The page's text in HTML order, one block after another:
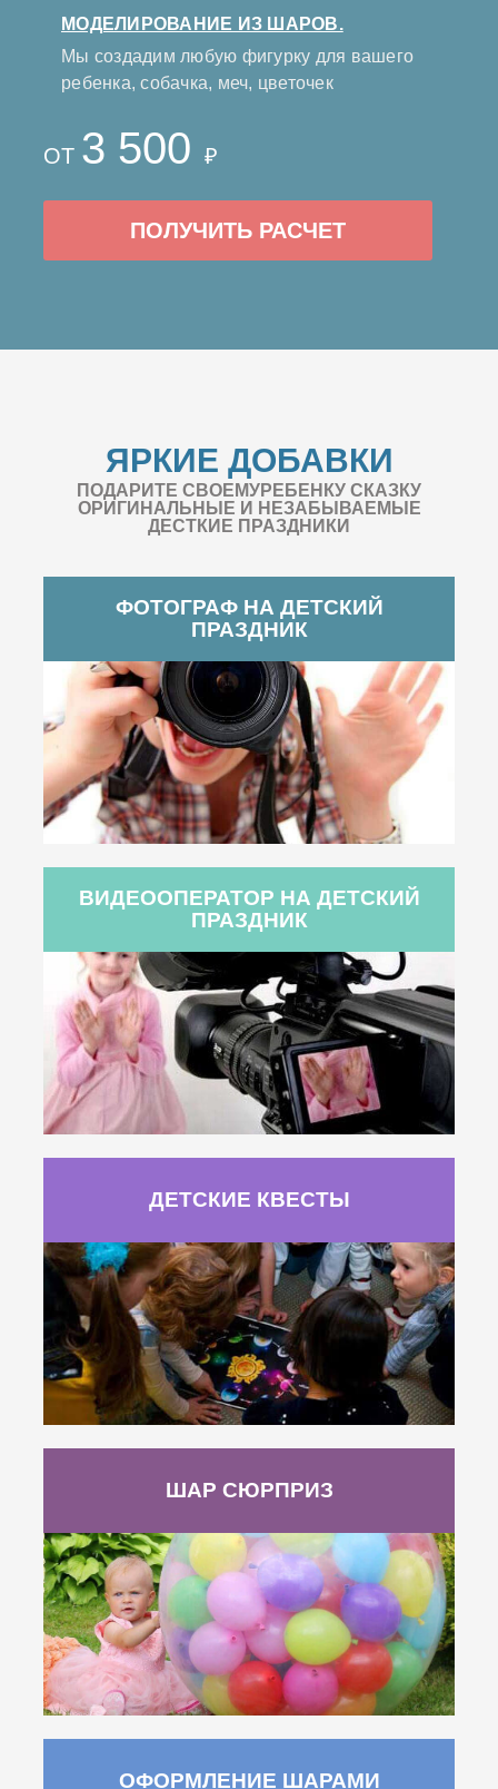
МОДЕЛИРОВАНИЕ ИЗ ШАРОВ.
Мы создадим любую фигурку для вашего
ребенка, собачка, меч, цветочек
ОТ 3 500 ₽
ПОЛУЧИТЬ РАСЧЕТ
ЯРКИЕ ДОБАВКИ
ПОДАРИТЕ СВОЕМУРЕБЕНКУ СКАЗКУ
ОРИГИНАЛЬНЫЕ И НЕЗАБЫВАЕМЫЕ
ДЕСТКИЕ ПРАЗДНИКИ
ФОТОГРАФ НА ДЕТСКИЙ
ПРАЗДНИК
ВИДЕООПЕРАТОР НА ДЕТСКИЙ
ПРАЗДНИК
ДЕТСКИЕ КВЕСТЫ
ШАР СЮРПРИЗ
ОФОРМЛЕНИЕ ШАРАМИ